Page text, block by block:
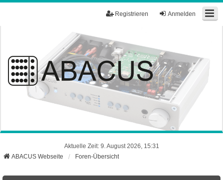
Anmelden
Registrieren
Aktuelle Zeit: 9. August 2026, 15:31
ABACUS Webseite
Foren-Übersicht